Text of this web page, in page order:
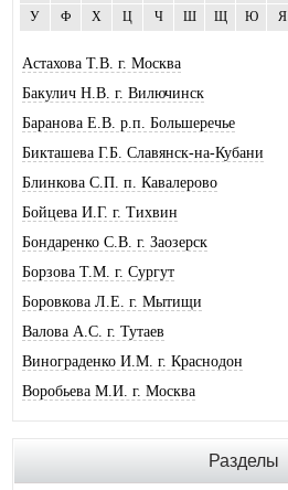
У
Ф Х Ц Ч Ш Щ Ю Я
Астахова Т.В. г. Москва
Бакулич Н.В. г. Вилючинск
Баранова Е.В. р.п. Большеречье
Бикташева Г.Б. Славянск-на-Кубани
Блинкова С.П. п. Кавалерово
Бойцева И.Г. г. Тихвин
Бондаренко С.В. г. Заозерск
Борзова Т.М. г. Сургут
Боровкова Л.Е. г. Мытищи
Валова А.С. г. Тутаев
Винограденко И.М. г. Краснодон
Воробьева М.И. г. Москва
Гандрабура Н.В. г. Кишинев
Гвоздева Е.А. г. Москва
Разделы